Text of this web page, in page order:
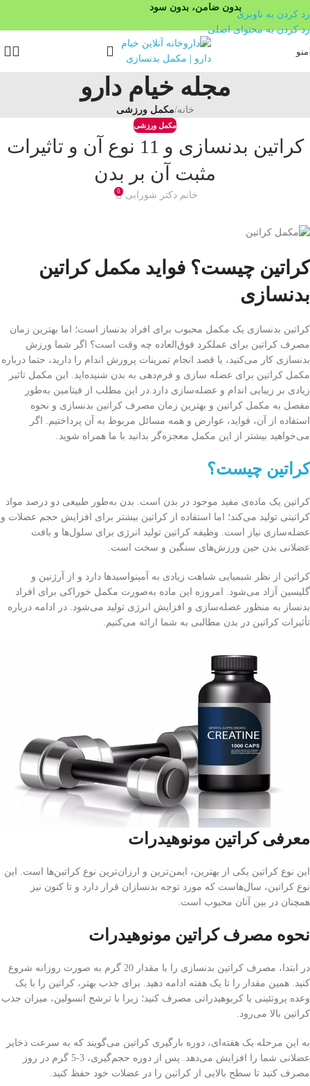
بدون ضامن، بدون سود
رد کردن به ناوبری
رد کردن به محتوای اصلی
منو
مجله خیام دارو
خانه/مکمل ورزشی
مکمل ورزشی
کراتین بدنسازی و 11 نوع آن و تاثیرات
مثبت آن بر بدن
خانم دکتر شورابی 0
کراتین چیست؟ فواید مکمل کراتین
بدنسازی
کراتین بدنسازی یک مکمل محبوب برای افراد بدنساز است؛ اما بهترین زمان
مصرف کراتین برای عملکرد فوق‌العاده چه وقت است؟ اگر شما ورزش
بدنسازی کار می‌کنید، یا قصد انجام تمرینات پرورش اندام را دارید، حتما درباره
مکمل کراتین برای عضله سازی و فرم‌دهی به بدن شنیده‌اید. این مکمل تاثیر
زیادی بر زیبایی اندام و عضله‌سازی دارد.در این مطلب از فیتامین به‌طور
مفصل به مکمل کراتین و بهترین زمان مصرف کراتین بدنسازی و نحوه
استفاده از آن، فواید، عوارض و همه مسائل مربوط به آن پرداختیم. اگر
می‌خواهید بیشتر از این مکمل معجزه‌گر بدانید با ما همراه شوید.
کراتین چیست؟
کراتین یک ماده‌ی مفید موجود در بدن است. بدن به‌طور طبیعی دو درصد مواد
کراتینی تولید می‌کند؛ اما استفاده از کراتین بیشتر برای افزایش حجم عضلات و
عضله‌سازی نیاز است. وظیفه کراتین تولید انرژی برای سلول‌ها و بافت
عضلانی بدن حین ورزش‌های سنگین و سخت است.
کراتین از نظر شیمیایی شباهت زیادی به آمینواسیدها دارد و از آرژنین و
گلیسین آزاد می‌شود. امروزه این ماده به‌صورت مکمل خوراکی برای افراد
بدنساز به منظور عضله‌سازی و افزایش انرژی تولید می‌شود. در ادامه درباره
تأثیرات کراتین در بدن مطالبی به شما ارائه می‌کنیم.
معرفی کراتین مونوهیدرات
این نوع کراتین یکی از بهترین، ایمن‌ترین و ارزان‌ترین نوع کراتین‌ها است. این
نوع کراتین، سال‌هاست که مورد توجه بدنسازان قرار دارد و تا کنون نیز
همچنان در بین آنان محبوب است.
نحوه مصرف کراتین مونوهیدرات
در ابتدا، مصرف کراتین بدنسازی را با مقدار 20 گرم به صورت روزانه شروع
کنید. همین مقدار را تا یک هفته ادامه دهید. برای جذب بهتر، کراتین را با یک
وعده پروتئینی یا کربوهیدراتی مصرف کنید؛ زیرا با ترشح انسولین، میزان جذب
کراتین بالا می‌رود.
به این مرحله یک هفته‌‌ای، دوره بارگیری کراتین می‌گویند که به سرعت ذخایر
عضلانی شما را افزایش می‌دهد. پس از دوره حجم‌گیری، 3-5 گرم در روز
مصرف کنید تا سطح بالایی از کراتین را در عضلات خود حفظ کنید.